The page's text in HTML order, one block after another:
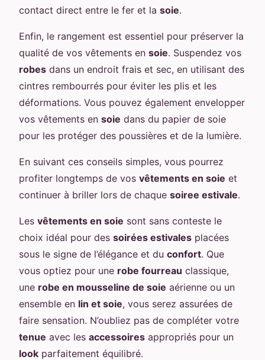
contact direct entre le fer et la soie.
Enfin, le rangement est essentiel pour préserver la
qualité de vos vêtements en soie. Suspendez vos
robes dans un endroit frais et sec, en utilisant des
cintres rembourrés pour éviter les plis et les
déformations. Vous pouvez également envelopper
vos vêtements en soie dans du papier de soie
pour les protéger des poussières et de la lumière.
En suivant ces conseils simples, vous pourrez
profiter longtemps de vos vêtements en soie et
continuer à briller lors de chaque soiree estivale.
Les vêtements en soie sont sans conteste le
choix idéal pour des soirées estivales placées
sous le signe de l’élégance et du confort. Que
vous optiez pour une robe fourreau classique,
une robe en mousseline de soie aérienne ou un
ensemble en lin et soie, vous serez assurées de
faire sensation. N’oubliez pas de compléter votre
tenue avec les accessoires appropriés pour un
look parfaitement équilibré.